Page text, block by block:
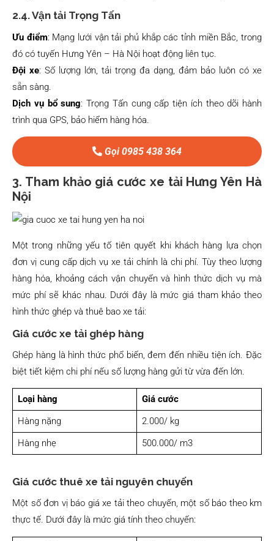
2.4. Vận tải Trọng Tấn
Ưu điểm: Mạng lưới vận tải phủ khắp các tỉnh miền Bắc, trong
đó có tuyến Hưng Yên – Hà Nội hoạt động liên tục.
Đội xe: Số lượng lớn, tải trọng đa dạng, đảm bảo luôn có xe
sẵn sàng.
Dịch vụ bổ sung: Trọng Tấn cung cấp tiện ích theo dõi hành
trình qua GPS, bảo hiểm hàng hóa.
Gọi 0985 438 364
3. Tham khảo giá cước xe tải Hưng Yên Hà
Nội
Một trong những yếu tố tiên quyết khi khách hàng lựa chọn
đơn vị cung cấp dịch vụ xe tải chính là chi phí. Tùy theo lượng
hàng hóa, khoảng cách vận chuyển và hình thức dịch vụ mà
mức phí sẽ khác nhau. Dưới đây là mức giá tham khảo theo
hình thức ghép và thuê bao xe tải:
Giá cước xe tải ghép hàng
Ghép hàng là hình thức phổ biến, đem đến nhiều tiện ích. Đặc
biệt tiết kiệm chi phí nếu số lượng hàng gửi từ vừa đến lớn.
Loại hàng
Giá cước
Hàng nặng
2.000/ kg
Hàng nhẹ
500.000/ m3
Giá cước thuê xe tải nguyên chuyến
Một số đơn vị báo giá xe tải theo chuyến, một số báo theo km
thực tế. Dưới đây là mức giá tính theo chuyến: